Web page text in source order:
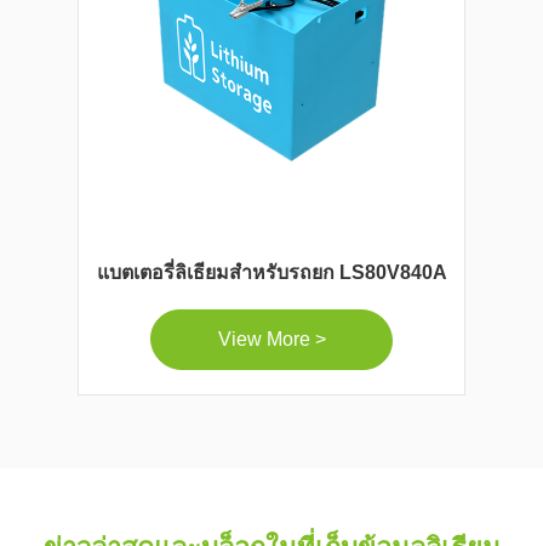
แบตเตอรี่ลิเธียมสำหรับรถยก LS80V840A
View More >